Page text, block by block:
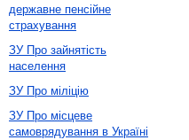
державне пенсійне
страхування
ЗУ Про зайнятість
населення
ЗУ Про міліцію
ЗУ Про місцеве
самоврядування в Україні